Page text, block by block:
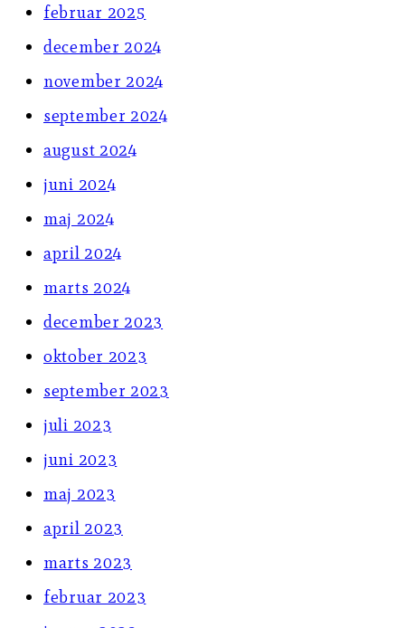
februar 2025
december 2024
november 2024
september 2024
august 2024
juni 2024
maj 2024
april 2024
marts 2024
december 2023
oktober 2023
september 2023
juli 2023
juni 2023
maj 2023
april 2023
marts 2023
februar 2023